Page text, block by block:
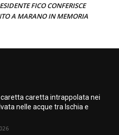
FICO CONFERISCE
A MARANO IN MEMORIA
caretta caretta intrappolata nei
nelle acque tra Ischia e